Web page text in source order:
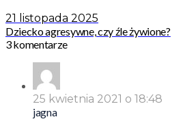
21 listopada 2025
Dziecko agresywne, czy źle żywione?
3 komentarze
25 kwietnia 2021 o 18:48
jagna